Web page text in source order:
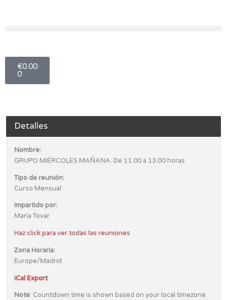
€0.00
0
Carro
Detalles
Nombre:
GRUPO MIÉRCOLES MAÑANA. De 11.00 a 13.00 horas
Tipo de reunión:
Curso Mensual
Impartido por:
María Tovar
Haz click para ver todas las reuniones
Zona Horaria:
Europe/Madrid
iCal Export
Note: Countdown time is shown based on your local timezone.